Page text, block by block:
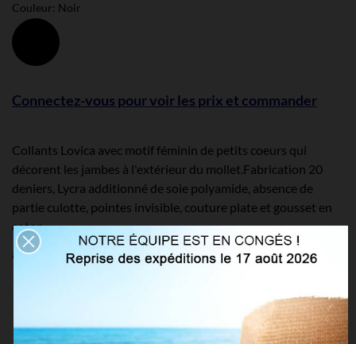
Couleur: Noir
Connectez-vous pour voir les prix et commander
Collants Lovica avec motif féminin de petits coeurs qui
décorent les jambes à l'extérieur du mollet.Fabrication 20
deniers, Lycra additionné de soie polyamide, absence de
partie culotte, pointes invisible, couture plate et gousset en
coton.
84% polyamide, 15% elasthanne, 1% coton